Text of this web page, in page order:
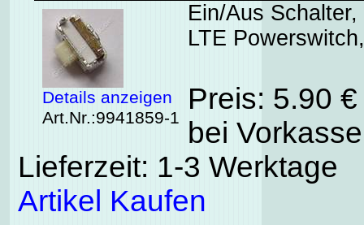
Details anzeigen
Art.Nr.:9941859-1
Ein/Aus
LTE
Preis: 5.90
bei
Lieferzeit: 1-3 Werktage
Artikel Kaufen